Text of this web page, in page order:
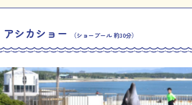
アシカショー （ショープール 約30分）